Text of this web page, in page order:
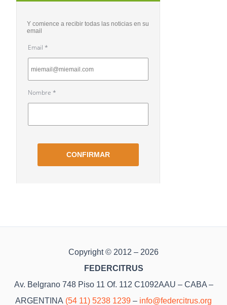
Copyright © 2012 – 2026
FEDERCITRUS
Av. Belgrano 748 Piso 11 Of. 112 C1092AAU – CABA –
ARGENTINA (54 11) 5238 1239 – info@federcitrus.org